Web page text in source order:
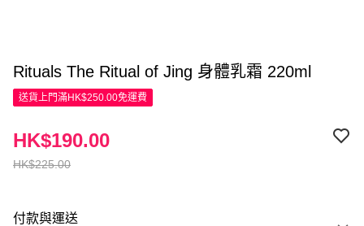
Rituals The Ritual of Jing 身體乳霜 220ml
送貨上門滿HK$250.00免運費
HK$225.00
HK$190.00
付款與運送